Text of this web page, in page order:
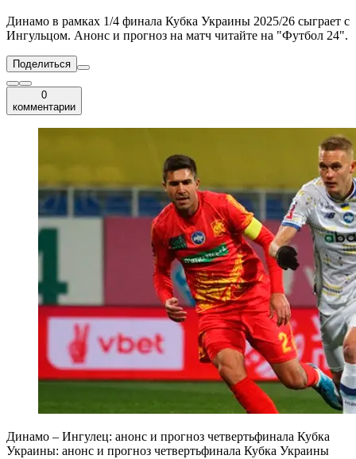
Динамо в рамках 1/4 финала Кубка Украины 2025/26 сыграет с
Ингульцом. Анонс и прогноз на матч читайте на "Футбол 24".
Поделиться
0
комментарии
Динамо – Ингулец: анонс и прогноз четвертьфинала Кубка
Украины: анонс и прогноз четвертьфинала Кубка Украины